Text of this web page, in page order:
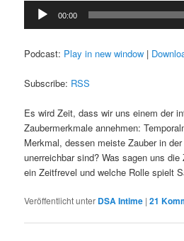
Audio-
Player
00:00
Podcast: Play in new window |
Subscribe: RSS
Es wird Zeit, dass wir uns einem der
Zaubermerkmale annehmen:
Merkmal, dessen meiste Zauber in
unerreichbar sind? Was sagen uns
ein Zeitfrevel und welche Rolle spielt
Veröffentlicht unter DSA Intime |21